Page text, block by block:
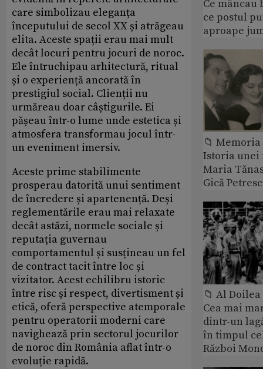
care simbolizau eleganța
începutului de secol XX și atrăgeau
elita. Aceste spații erau mai mult
decât locuri pentru jocuri de noroc.
Ele întruchipau arhitectură, ritual
și o experiență ancorată în
prestigiul social. Clienții nu
urmăreau doar câștigurile. Ei
pășeau într-o lume unde estetica și
atmosfera transformau jocul într-
un eveniment imersiv.
Aceste prime stabilimente
prosperau datorită unui sentiment
de încredere și apartenență. Deși
reglementările erau mai relaxate
decât astăzi, normele sociale și
reputația guvernau
comportamentul și susțineau un fel
de contract tacit între loc și
vizitator. Acest echilibru istoric
între risc și respect, divertisment și
etică, oferă perspective atemporale
pentru operatorii moderni care
navighează prin sectorul jocurilor
de noroc din România aflat într-o
evoluție rapidă.
Ce
ce postul
aproape
📁
Istoria
Maria
Gică
📁 Al
Cea mai
dintr-un
în timpul
Război